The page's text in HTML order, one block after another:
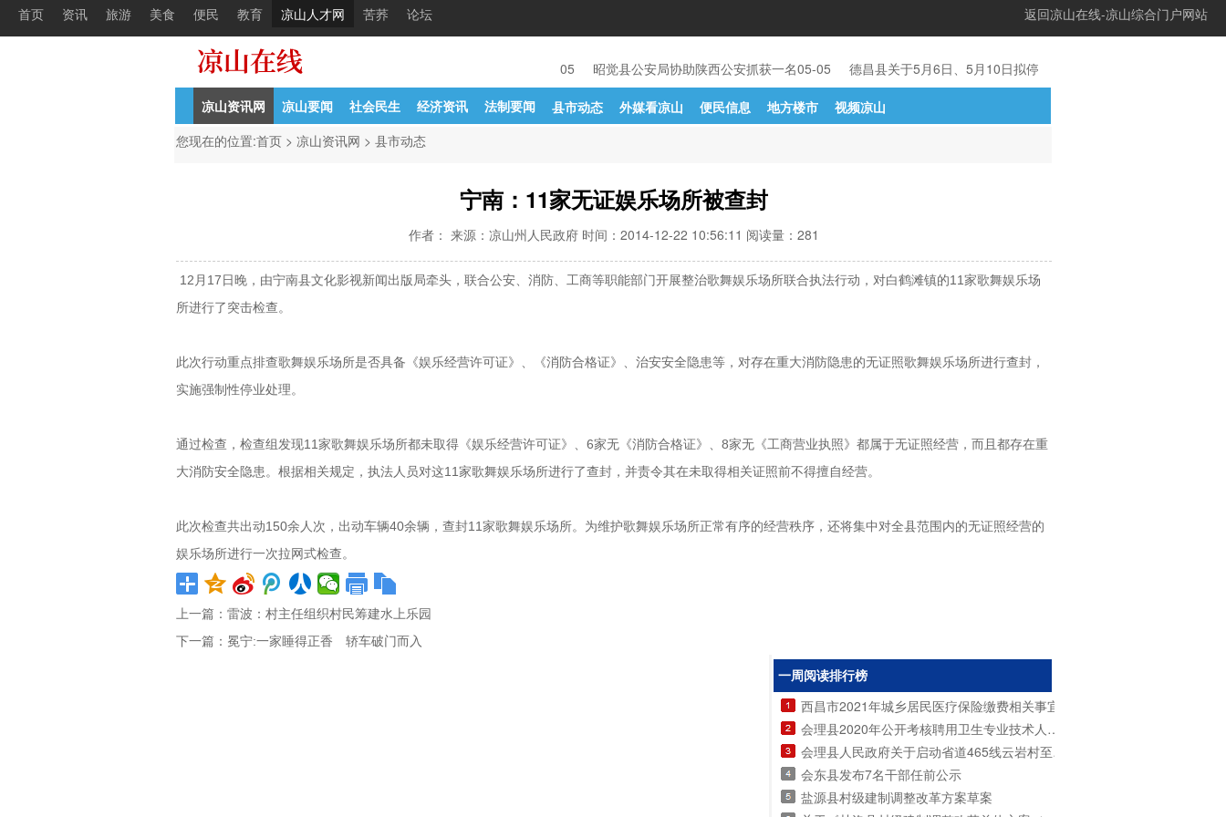
首页 资讯 旅游 美食 便民 教育 凉山人才网 苦荞 论坛 返回凉山在线-凉山综合门户网站
西昌大白天抢包 女子被拖倒10-13 05-05 昭觉县公安局协助陕西公安抓获一名05-05 德昌县关于5月6日、5月10日拟停电
凉山资讯网 凉山要闻 社会民生 经济资讯 法制要闻 县市动态 外媒看凉山 便民信息 地方楼市
视频凉山
您现在的位置:首页 > 凉山资讯网 > 县市动态
宁南：11家无证娱乐场所被查封
作者： 来源：凉山州人民政府 时间：2014-12-22 10:56:11 阅读量： 281
12月17日晚，由宁南县文化影视新闻出版局牵头，联合公安、消防、工商等职能部门开展整治歌舞娱乐场所联合执法行动，对白鹤滩镇的11家歌舞娱乐场
所进行了突击检查。
此次行动重点排查歌舞娱乐场所是否具备《娱乐经营许可证》、《消防合格证》、治安安全隐患等，对存在重大消防隐患的无证照歌舞娱乐场所进行查封，
实施强制性停业处理。
通过检查，检查组发现11家歌舞娱乐场所都未取得《娱乐经营许可证》、6家无《消防合格证》、8家无《工商营业执照》都属于无证照经营，而且都存在重
大消防安全隐患。根据相关规定，执法人员对这11家歌舞娱乐场所进行了查封，并责令其在未取得相关证照前不得擅自经营。
此次检查共出动150余人次，出动车辆40余辆，查封11家歌舞娱乐场所。为维护歌舞娱乐场所正常有序的经营秩序，还将集中对全县范围内的无证照经营的
娱乐场所进行一次拉网式检查。
上一篇： 雷波：村主任组织村民筹建水上乐园
下一篇： 冕宁:一家睡得正香 轿车破门而入
一周阅读排行榜
西昌市2021年城乡居民医疗保险缴费相关事宜
会理县2020年公开考核聘用卫生专业技术人员公告
会理县人民政府关于启动省道465线云岩村至米易界段公路改建工程集体土地征收工作的通告
会东县发布7名干部任前公示
盐源县村级建制调整改革方案草案